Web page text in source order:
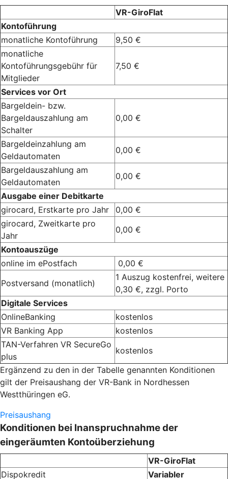
VR-GiroFlat
Kontoführung
monatliche Kontoführung
9,50 €
monatliche
Kontoführungsgebühr für
Mitglieder
7,50 €
Services vor Ort
Bargeldein- bzw.
Bargeldauszahlung am
Schalter
0,00 €
Bargeldeinzahlung am
Geldautomaten
0,00 €
Bargeldauszahlung am
Geldautomaten
0,00 €
Ausgabe einer Debitkarte
girocard, Erstkarte pro Jahr
0,00 €
girocard, Zweitkarte pro
Jahr
0,00 €
Kontoauszüge
online im ePostfach
0,00 €
Postversand (monatlich)
1 Auszug kostenfrei, weitere
0,30 €, zzgl. Porto
Digitale Services
OnlineBanking
kostenlos
VR Banking App
kostenlos
TAN-Verfahren VR SecureGo
plus
kostenlos
Ergänzend zu den in der Tabelle genannten Konditionen
gilt der Preisaushang der VR-Bank in Nordhessen
Westthüringen eG.
Preisaushang
Konditionen bei Inanspruchnahme der
eingeräumten Kontoüberziehung
VR-GiroFlat
Dispokredit
Variabler